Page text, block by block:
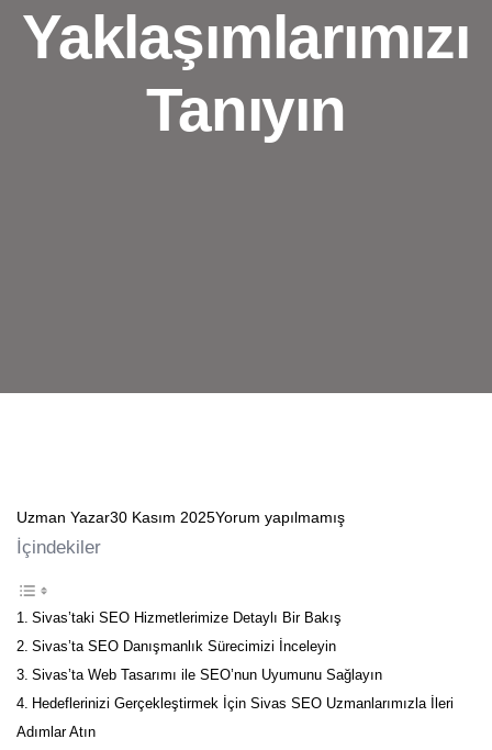
Yaklaşımlarımızı
Tanıyın
Uzman Yazar30 Kasım 2025Yorum yapılmamış
İçindekiler
Sivas’taki SEO Hizmetlerimize Detaylı Bir Bakış
Sivas’ta SEO Danışmanlık Sürecimizi İnceleyin
Sivas’ta Web Tasarımı ile SEO’nun Uyumunu Sağlayın
Hedeflerinizi Gerçekleştirmek İçin Sivas SEO Uzmanlarımızla İleri
Adımlar Atın